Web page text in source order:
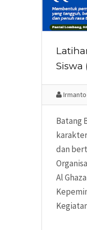
Siswa
Irmanto
Batang
dan
Al